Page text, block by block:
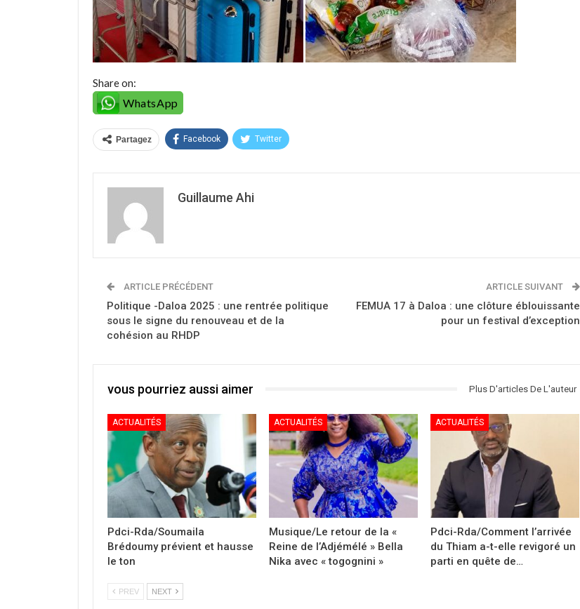
Share on:
WhatsApp
Partagez Facebook Twitter
Guillaume Ahi
ARTICLE PRÉCÉDENT
Politique -Daloa 2025 : une rentrée politique
sous le signe du renouveau et de la
cohésion au RHDP
ARTICLE SUIVANT
FEMUA 17 à Daloa : une clôture éblouissante
pour un festival d’exception
vous pourriez aussi aimer Plus D'articles De L'auteur
ACTUALITÉS
Pdci-Rda/Soumaila
Brédoumy prévient et hausse
le ton
ACTUALITÉS
Musique/Le retour de la «
Reine de l’Adjémélé » Bella
Nika avec « togognini »
ACTUALITÉS
Pdci-Rda/Comment l’arrivée
du Thiam a-t-elle revigoré un
parti en quête de…
PREV NEXT